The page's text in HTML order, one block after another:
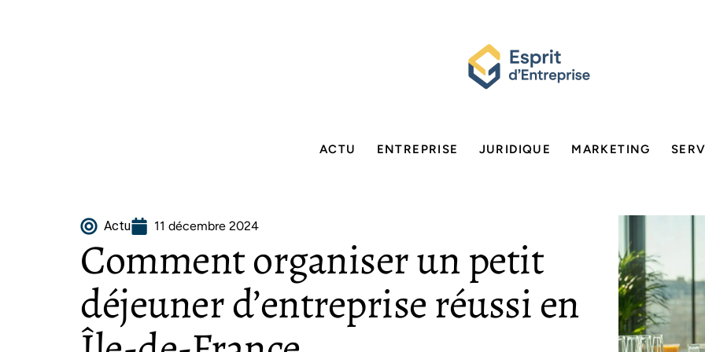
ACTU ENTREPRISE JURIDIQUE MARKETING
Actu 11 décembre 2024
Comment organiser un petit
déjeuner d’entreprise réussi en